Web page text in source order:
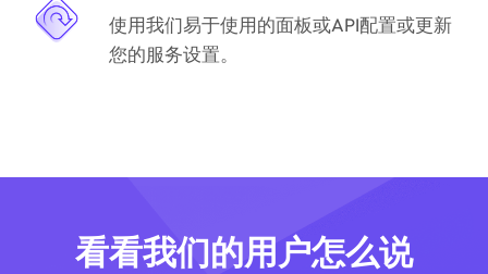
使用我们易于使用的面板或API配置或更新
您的服务设置。
看看我们的用户怎么说